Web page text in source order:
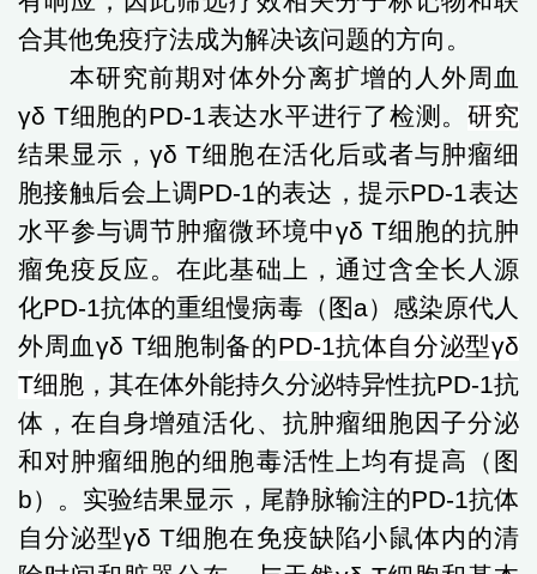
合其他免疫疗法成为解决该问题的方向。
本研究前期对体外分离扩增的 人 外周血
γδ T细胞的PD-1表达水平进行了检测。研究
结果显示，γδ T细胞在活化后或者与肿瘤细
胞接触后会上调PD-1的表达，提示PD-1表达
水平参与调节肿瘤微环境中γδ T细胞的抗肿
瘤免疫反应。在此基础上， 通过含全长人源
化PD-1抗体的重组慢病毒（图a）感染原代人
外周血 γδ T细胞制备的PD-1抗体自分泌型γδ
T细胞 ， 其在体外能持久分泌特异性抗PD-1抗
体，在自身增殖活化、抗肿瘤细胞因子分泌
和对肿瘤细胞的细胞毒活性上均有提高（图
b）。实验结果显示，尾静脉输注的PD-1抗体
自分泌型γδ T细胞在免疫缺陷小鼠体内的清